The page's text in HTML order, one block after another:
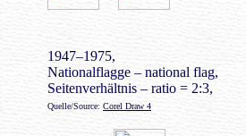
1947–1975,
Nationalflagge – national flag,
Seitenverhältnis – ratio = 2:3,
Quelle/Source: Corel Draw 4